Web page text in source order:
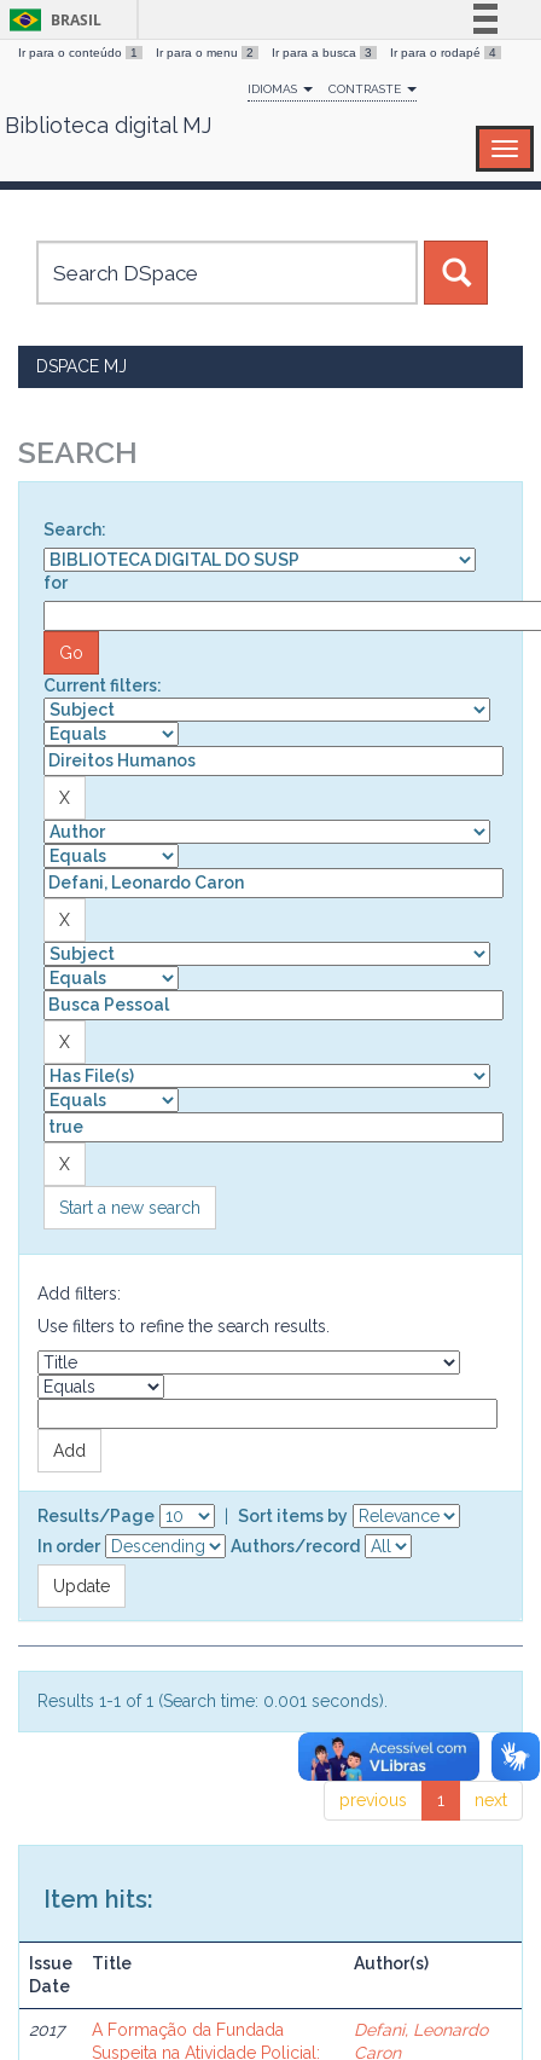
Skip
BRASIL
Simplifique!
Comunica BR
Canais
Ir para o conteúdo 1 Ir para o menu 2 Ir para a busca 3 Ir para o rodapé 4
IDIOMAS CONTRASTE
Biblioteca digital MJ
DSPACE MJ
SEARCH
Search:
for
Current filters:
Start a new search
Add filters:
Use filters to refine the search results.
Results/Page
Sort items by
In order
Authors/record
Results 1-1 of 1 (Search time: 0.001 seconds).
previous 1 next
Item hits:
Issue
Date
Title Author(s)
2017
A Formação da Fundada
Suspeita na Atividade Policial:
Defani, Leonardo
Caron